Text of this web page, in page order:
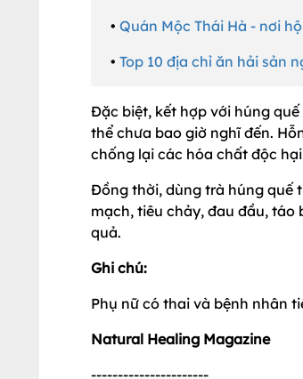
• Quán Mộc Thái Hà - nơi
• Top 10 địa chỉ ăn hải sản
Đặc biệt, kết hợp với húng
thể chưa bao giờ nghĩ đến.
chống lại các hóa chất độc
Đồng thời, dùng trà húng quế
mạch, tiêu chảy, đau đầu,
quả.
Ghi chú:
Phụ nữ có thai và bệnh nhân
Natural Healing Magazine
----------------------